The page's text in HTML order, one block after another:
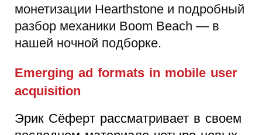
монетизации Hearthstone и подробный
разбор механики Boom Beach — в
нашей ночной подборке.
Emerging ad formats in mobile user
acquisition
Эрик Сёферт рассматривает в своем